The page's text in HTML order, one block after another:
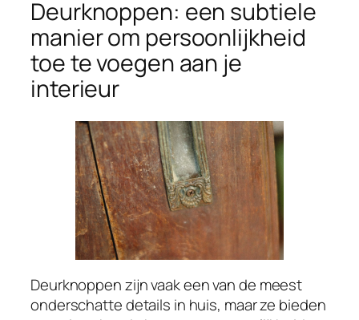
Deurknoppen: een subtiele
manier om persoonlijkheid
toe te voegen aan je
interieur
Deurknoppen zijn vaak een van de meest
onderschatte details in huis, maar ze bieden